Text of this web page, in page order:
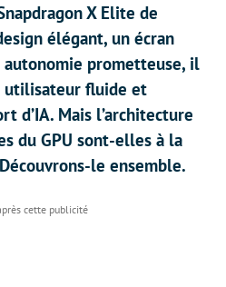
X Elite de
élégant, un écran
prometteuse, il
utilisateur fluide et
d’IA. Mais l’architecture
du GPU sont-elles à la
le ensemble.